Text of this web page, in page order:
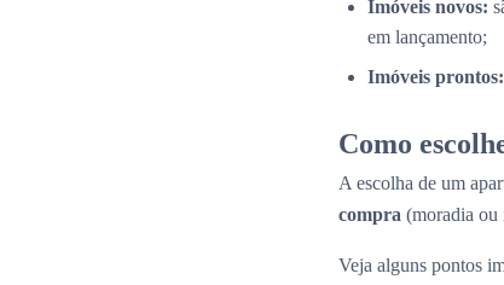
Imóveis novos:
em lançamento;
Imóveis prontos:
Como
A escolha de um
compra (moradia ou
Veja alguns pontos